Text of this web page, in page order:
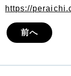
https://
前へ